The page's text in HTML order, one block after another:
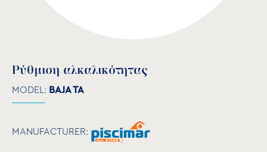
Ρύθμιση αλκαλικότητας
MODEL: BAJA TA
MANUFACTURER: